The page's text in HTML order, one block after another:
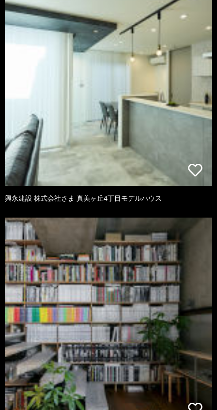
興永建設 株式会社さま 真美ヶ丘4丁目モデルハウス